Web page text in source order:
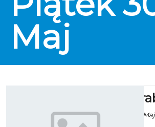
Maj
Koszalin
Robert Kuliński - 27